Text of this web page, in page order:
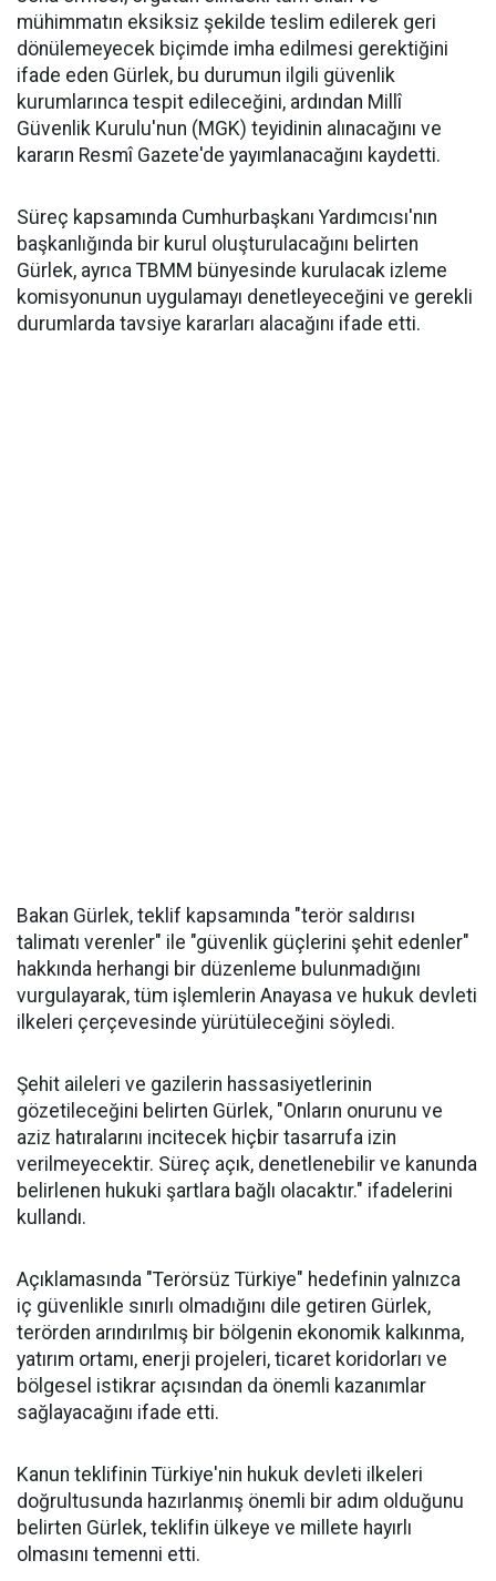
mühimmatın eksiksiz şekilde teslim edilerek geri
dönülemeyecek biçimde imha edilmesi gerektiğini
ifade eden Gürlek, bu durumun ilgili güvenlik
kurumlarınca tespit edileceğini, ardından Millî
Güvenlik Kurulu'nun (MGK) teyidinin alınacağını ve
kararın Resmî Gazete'de yayımlanacağını kaydetti.
Süreç kapsamında Cumhurbaşkanı Yardımcısı'nın
başkanlığında bir kurul oluşturulacağını belirten
Gürlek, ayrıca TBMM bünyesinde kurulacak izleme
komisyonunun uygulamayı denetleyeceğini ve gerekli
durumlarda tavsiye kararları alacağını ifade etti.
Bakan Gürlek, teklif kapsamında "terör saldırısı
talimatı verenler" ile "güvenlik güçlerini şehit edenler"
hakkında herhangi bir düzenleme bulunmadığını
vurgulayarak, tüm işlemlerin Anayasa ve hukuk devleti
ilkeleri çerçevesinde yürütüleceğini söyledi.
Şehit aileleri ve gazilerin hassasiyetlerinin
gözetileceğini belirten Gürlek, "Onların onurunu ve
aziz hatıralarını incitecek hiçbir tasarrufa izin
verilmeyecektir. Süreç açık, denetlenebilir ve kanunda
belirlenen hukuki şartlara bağlı olacaktır." ifadelerini
kullandı.
Açıklamasında "Terörsüz Türkiye" hedefinin yalnızca
iç güvenlikle sınırlı olmadığını dile getiren Gürlek,
terörden arındırılmış bir bölgenin ekonomik kalkınma,
yatırım ortamı, enerji projeleri, ticaret koridorları ve
bölgesel istikrar açısından da önemli kazanımlar
sağlayacağını ifade etti.
Kanun teklifinin Türkiye'nin hukuk devleti ilkeleri
doğrultusunda hazırlanmış önemli bir adım olduğunu
belirten Gürlek, teklifin ülkeye ve millete hayırlı
olmasını temenni etti.